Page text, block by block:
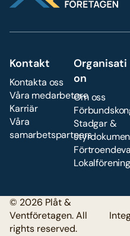
Kontakt
Kontakta oss
Våra medarbetare
Karriär
Våra
samarbetspartners
Organisati
on
Om oss
Stadgar &
© 2026 Plåt &
Ventföretagen. All
rights reserved.